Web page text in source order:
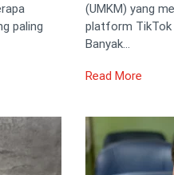
paling
(UMKM) yang
platform TikTok
Banyak…
Read More